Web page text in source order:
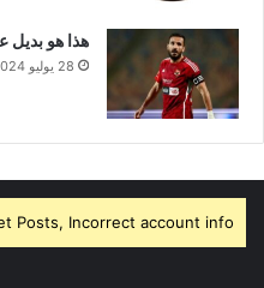
هذا هو
28 يوليو 2024
Posts, Incorrect account info.